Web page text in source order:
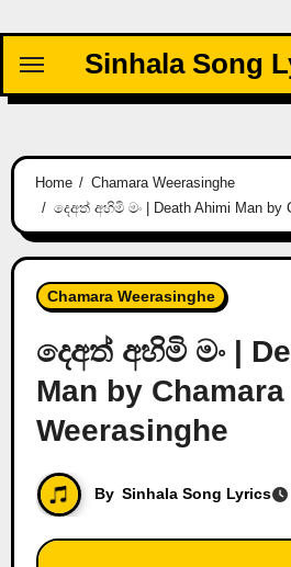
content
Sinhala Song
Home
Chamara Weerasinghe
දෙඅත් අහිමි මං | Death Ahimi Man by
Chamara Weerasinghe
දෙඅත් අහිමි මං |
Man by Chamara
Weerasinghe
By Sinhala Song Lyrics